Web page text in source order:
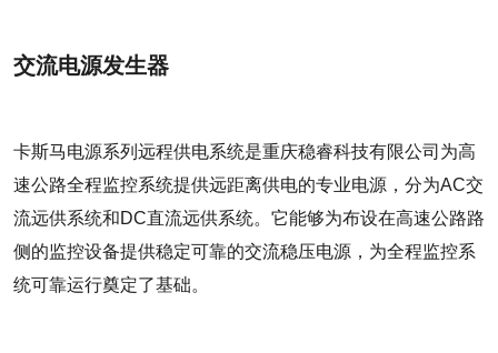
交流电源发生器
卡斯马电源系列远程供电系统是重庆稳睿科技有限公司为高
速公路全程监控系统提供远距离供电的专业电源，分为AC交
流远供系统和DC直流远供系统。它能够为布设在高速公路路
侧的监控设备提供稳定可靠的交流稳压电源，为全程监控系
统可靠运行奠定了基础。